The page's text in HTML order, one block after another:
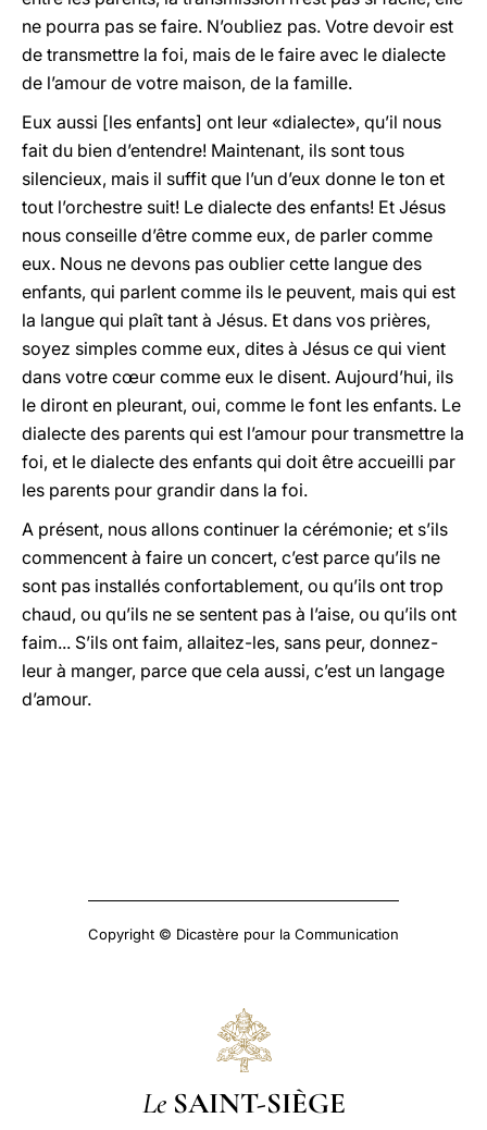
ne pourra pas se faire. N’oubliez pas. Votre devoir est
de transmettre la foi, mais de le faire avec le dialecte
de l’amour de votre maison, de la famille.
Eux aussi [les enfants] ont leur «dialecte», qu’il nous
fait du bien d’entendre! Maintenant, ils sont tous
silencieux, mais il suffit que l’un d’eux donne le ton et
tout l’orchestre suit! Le dialecte des enfants! Et Jésus
nous conseille d’être comme eux, de parler comme
eux. Nous ne devons pas oublier cette langue des
enfants, qui parlent comme ils le peuvent, mais qui est
la langue qui plaît tant à Jésus. Et dans vos prières,
soyez simples comme eux, dites à Jésus ce qui vient
dans votre cœur comme eux le disent. Aujourd’hui, ils
le diront en pleurant, oui, comme le font les enfants. Le
dialecte des parents qui est l’amour pour transmettre la
foi, et le dialecte des enfants qui doit être accueilli par
les parents pour grandir dans la foi.
A présent, nous allons continuer la cérémonie; et s’ils
commencent à faire un concert, c’est parce qu’ils ne
sont pas installés confortablement, ou qu’ils ont trop
chaud, ou qu’ils ne se sentent pas à l’aise, ou qu’ils ont
faim... S’ils ont faim, allaitez-les, sans peur, donnez-
leur à manger, parce que cela aussi, c’est un langage
d’amour.
Copyright © Dicastère pour la Communication
Le SAINT-SIÈGE